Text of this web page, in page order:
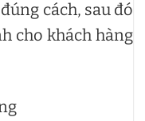
cách, sau đó
cho khách hàng